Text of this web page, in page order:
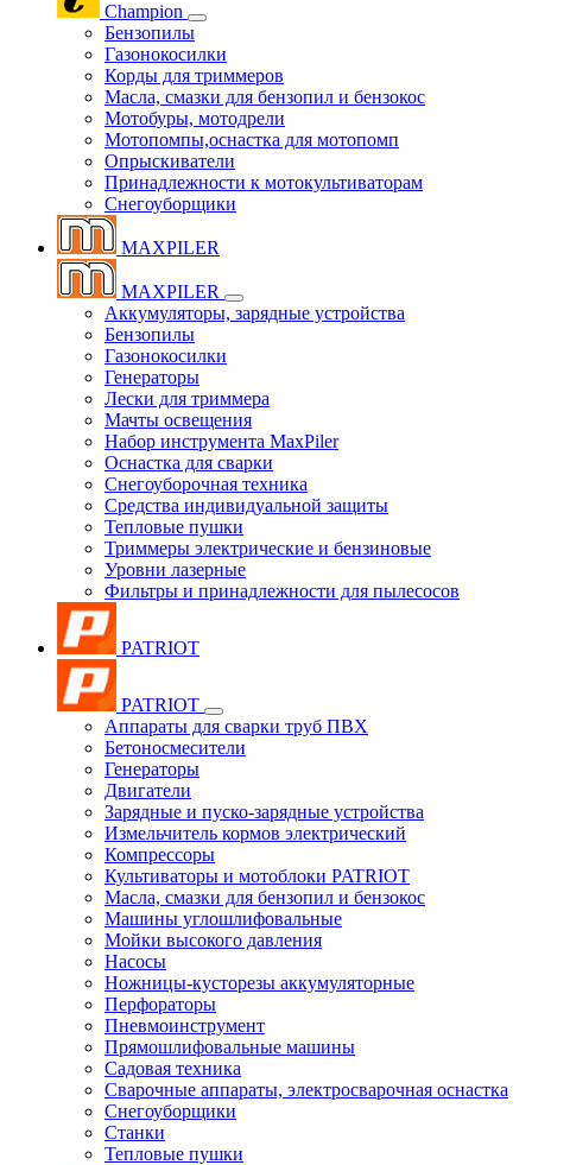
Champion
Бензопилы
Газонокосилки
Корды для триммеров
Масла, смазки для бензопил и бензокос
Мотобуры, мотодрели
Мотопомпы,оснастка для мотопомп
Опрыскиватели
Принадлежности к мотокультиваторам
Снегоуборщики
MAXPILER
MAXPILER
Аккумуляторы, зарядные устройства
Бензопилы
Газонокосилки
Генераторы
Лески для триммера
Мачты освещения
Набор инструмента MaxPiler
Оснастка для сварки
Снегоуборочная техника
Средства индивидуальной защиты
Тепловые пушки
Триммеры электрические и бензиновые
Уровни лазерные
Фильтры и принадлежности для пылесосов
PATRIOT
PATRIOT
Аппараты для сварки труб ПВХ
Бетоносмесители
Генераторы
Двигатели
Зарядные и пуско-зарядные устройства
Измельчитель кормов электрический
Компрессоры
Культиваторы и мотоблоки PATRIOT
Масла, смазки для бензопил и бензокос
Машины углошлифовальные
Мойки высокого давления
Насосы
Ножницы-кусторезы аккумуляторные
Перфораторы
Пневмоинструмент
Прямошлифовальные машины
Садовая техника
Сварочные аппараты, электросварочная оснастка
Снегоуборщики
Станки
Тепловые пушки